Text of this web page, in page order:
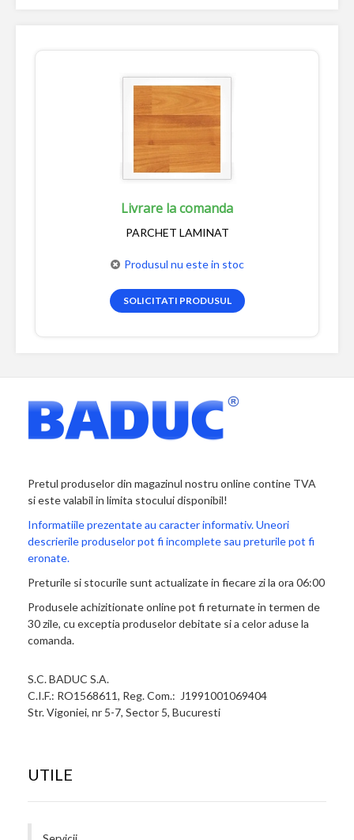
Livrare la comanda
PARCHET LAMINAT
Produsul nu este in stoc
SOLICITATI PRODUSUL
Pretul produselor din magazinul nostru online contine TVA
si este valabil in limita stocului disponibil!
Informatiile prezentate au caracter informativ. Uneori
descrierile produselor pot fi incomplete sau preturile pot fi
eronate.
Preturile si stocurile sunt actualizate in fiecare zi la ora 06:00
Produsele achizitionate online pot fi returnate in termen de
30 zile, cu exceptia produselor debitate si a celor aduse la
comanda.
S.C. BADUC S.A.
C.I.F.: RO1568611, Reg. Com.: J1991001069404
Str. Vigoniei, nr 5-7, Sector 5, Bucuresti
UTILE